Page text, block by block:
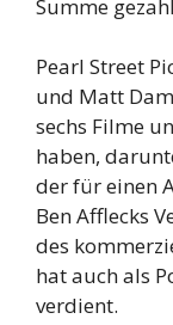
Summe
Pearl Street
und Matt
sechs Filme
haben,
der für einen
Ben Afflecks
des
hat auch als
verdient.